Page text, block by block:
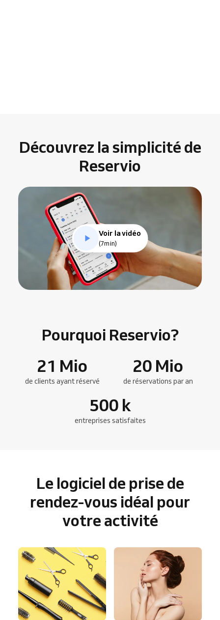
Découvrez la simplicité de
Reservio
Voir la vidéo
(7min)
Pourquoi Reservio?
21 Mio
de clients ayant réservé
20 Mio
de réservations par an
500 k
entreprises satisfaites
Le logiciel de prise de
rendez-vous idéal pour
votre activité